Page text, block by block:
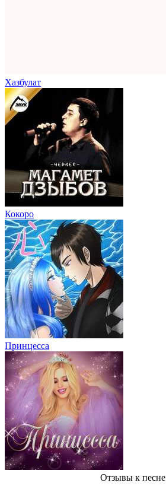
Хазбулат
Кокоро
Принцесса
Отзывы к песне